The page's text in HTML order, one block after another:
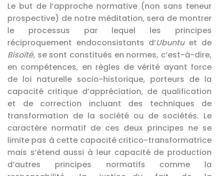
Le but de l’approche normative (non sans teneur
prospective) de notre méditation, sera de montrer
le processus par lequel les principes
réciproquement endoconsistants d’Ubuntuet de
Bisoïté, se sont constitués en normes, c’est-à-dire,
en compétences, en règles de vérité ayant force
de loi naturelle socio-historique, porteurs de la
capacité critique d’appréciation, de qualification
et de correction incluant des techniques de
transformation de la société ou de sociétés. Le
caractère normatif de ces deux principes ne se
limite pas à cette capacité critico-transformatrice
mais s’étend aussi à leur capacité de production
d’autres principes normatifs comme la